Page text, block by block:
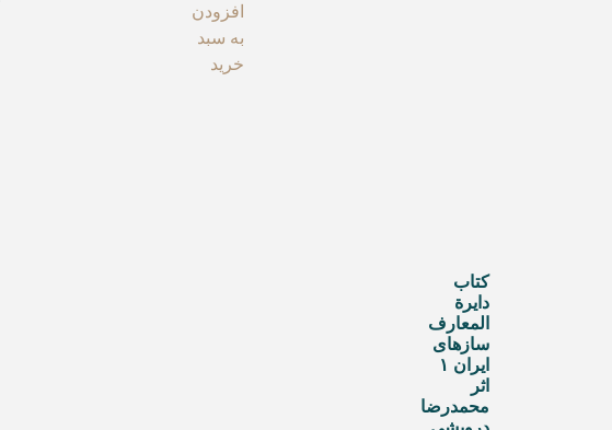
افزودن
به سبد
خرید
کتاب
دایرة
المعارف
سازهای
ایران ۱
اثر
محمدرضا